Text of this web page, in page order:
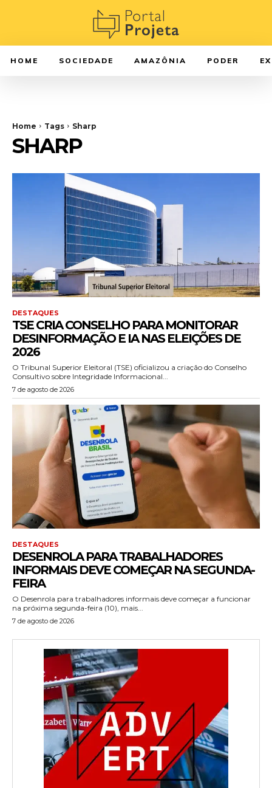
HOME SOCIEDADE AMAZÔNIA PODER
Home Tags Sharp
SHARP
DESTAQUES
TSE CRIA CONSELHO PARA MONITORAR
DESINFORMAÇÃO E IA NAS ELEIÇÕES DE
2026
O Tribunal Superior Eleitoral (TSE) oficializou a criação do Conselho
Consultivo sobre Integridade Informacional...
7 de agosto de 2026
DESTAQUES
DESENROLA PARA TRABALHADORES
INFORMAIS DEVE COMEÇAR NA SEGUNDA-
FEIRA
O Desenrola para trabalhadores informais deve começar a funcionar
na próxima segunda-feira (10), mais...
7 de agosto de 2026